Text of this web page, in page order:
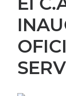
HCD
TRÁMITES Y
CIUDAD